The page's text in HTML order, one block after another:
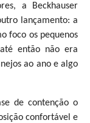
a Beckhauser
lançamento: a
foco os pequenos
então não era
ao ano e algo
de contenção o
confortável e